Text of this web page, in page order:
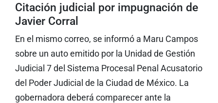
Citación judicial por impugnación de
Javier Corral
En el mismo correo, se informó a Maru Campos
sobre un auto emitido por la Unidad de Gestión
Judicial 7 del Sistema Procesal Penal Acusatorio
del Poder Judicial de la Ciudad de México. La
gobernadora deberá comparecer ante la